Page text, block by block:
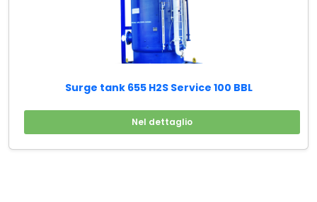
Surge tank 655 H2S Service 100 BBL
Nel dettaglio